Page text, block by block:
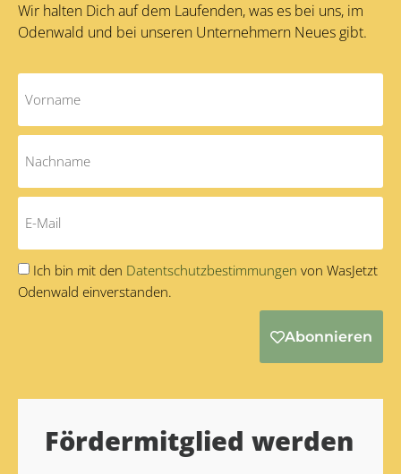
Wir halten Dich auf dem Laufenden, was es bei uns, im
Odenwald und bei unseren Unternehmern Neues gibt.
Ich bin mit den Datentschutzbestimmungen von WasJetzt
Odenwald einverstanden.
Abonnieren
Fördermitglied werden